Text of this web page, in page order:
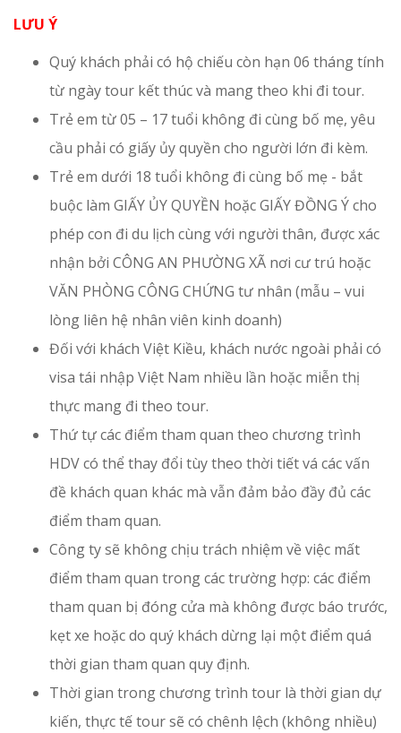
LƯU Ý
Quý khách phải có hộ chiếu còn hạn 06 tháng tính
từ ngày tour kết thúc và mang theo khi đi tour.
Trẻ em từ 05 – 17 tuổi không đi cùng bố mẹ, yêu
cầu phải có giấy ủy quyền cho người lớn đi kèm.
Trẻ em dưới 18 tuổi không đi cùng bố mẹ - bắt
buộc làm GIẤY ỦY QUYỀN hoặc GIẤY ĐỒNG Ý cho
phép con đi du lịch cùng với người thân, được xác
nhận bởi CÔNG AN PHƯỜNG XÃ nơi cư trú hoặc
VĂN PHÒNG CÔNG CHỨNG tư nhân (mẫu – vui
lòng liên hệ nhân viên kinh doanh)
Đối với khách Việt Kiều, khách nước ngoài phải có
visa tái nhập Việt Nam nhiều lần hoặc miễn thị
thực mang đi theo tour.
Thứ tự các điểm tham quan theo chương trình
HDV có thể thay đổi tùy theo thời tiết vá các vấn
đề khách quan khác mà vẫn đảm bảo đầy đủ các
điểm tham quan.
Công ty sẽ không chịu trách nhiệm về việc mất
điểm tham quan trong các trường hợp: các điểm
tham quan bị đóng cửa mà không được báo trước,
kẹt xe hoặc do quý khách dừng lại một điểm quá
thời gian tham quan quy định.
Thời gian trong chương trình tour là thời gian dự
kiến, thực tế tour sẽ có chênh lệch (không nhiều)